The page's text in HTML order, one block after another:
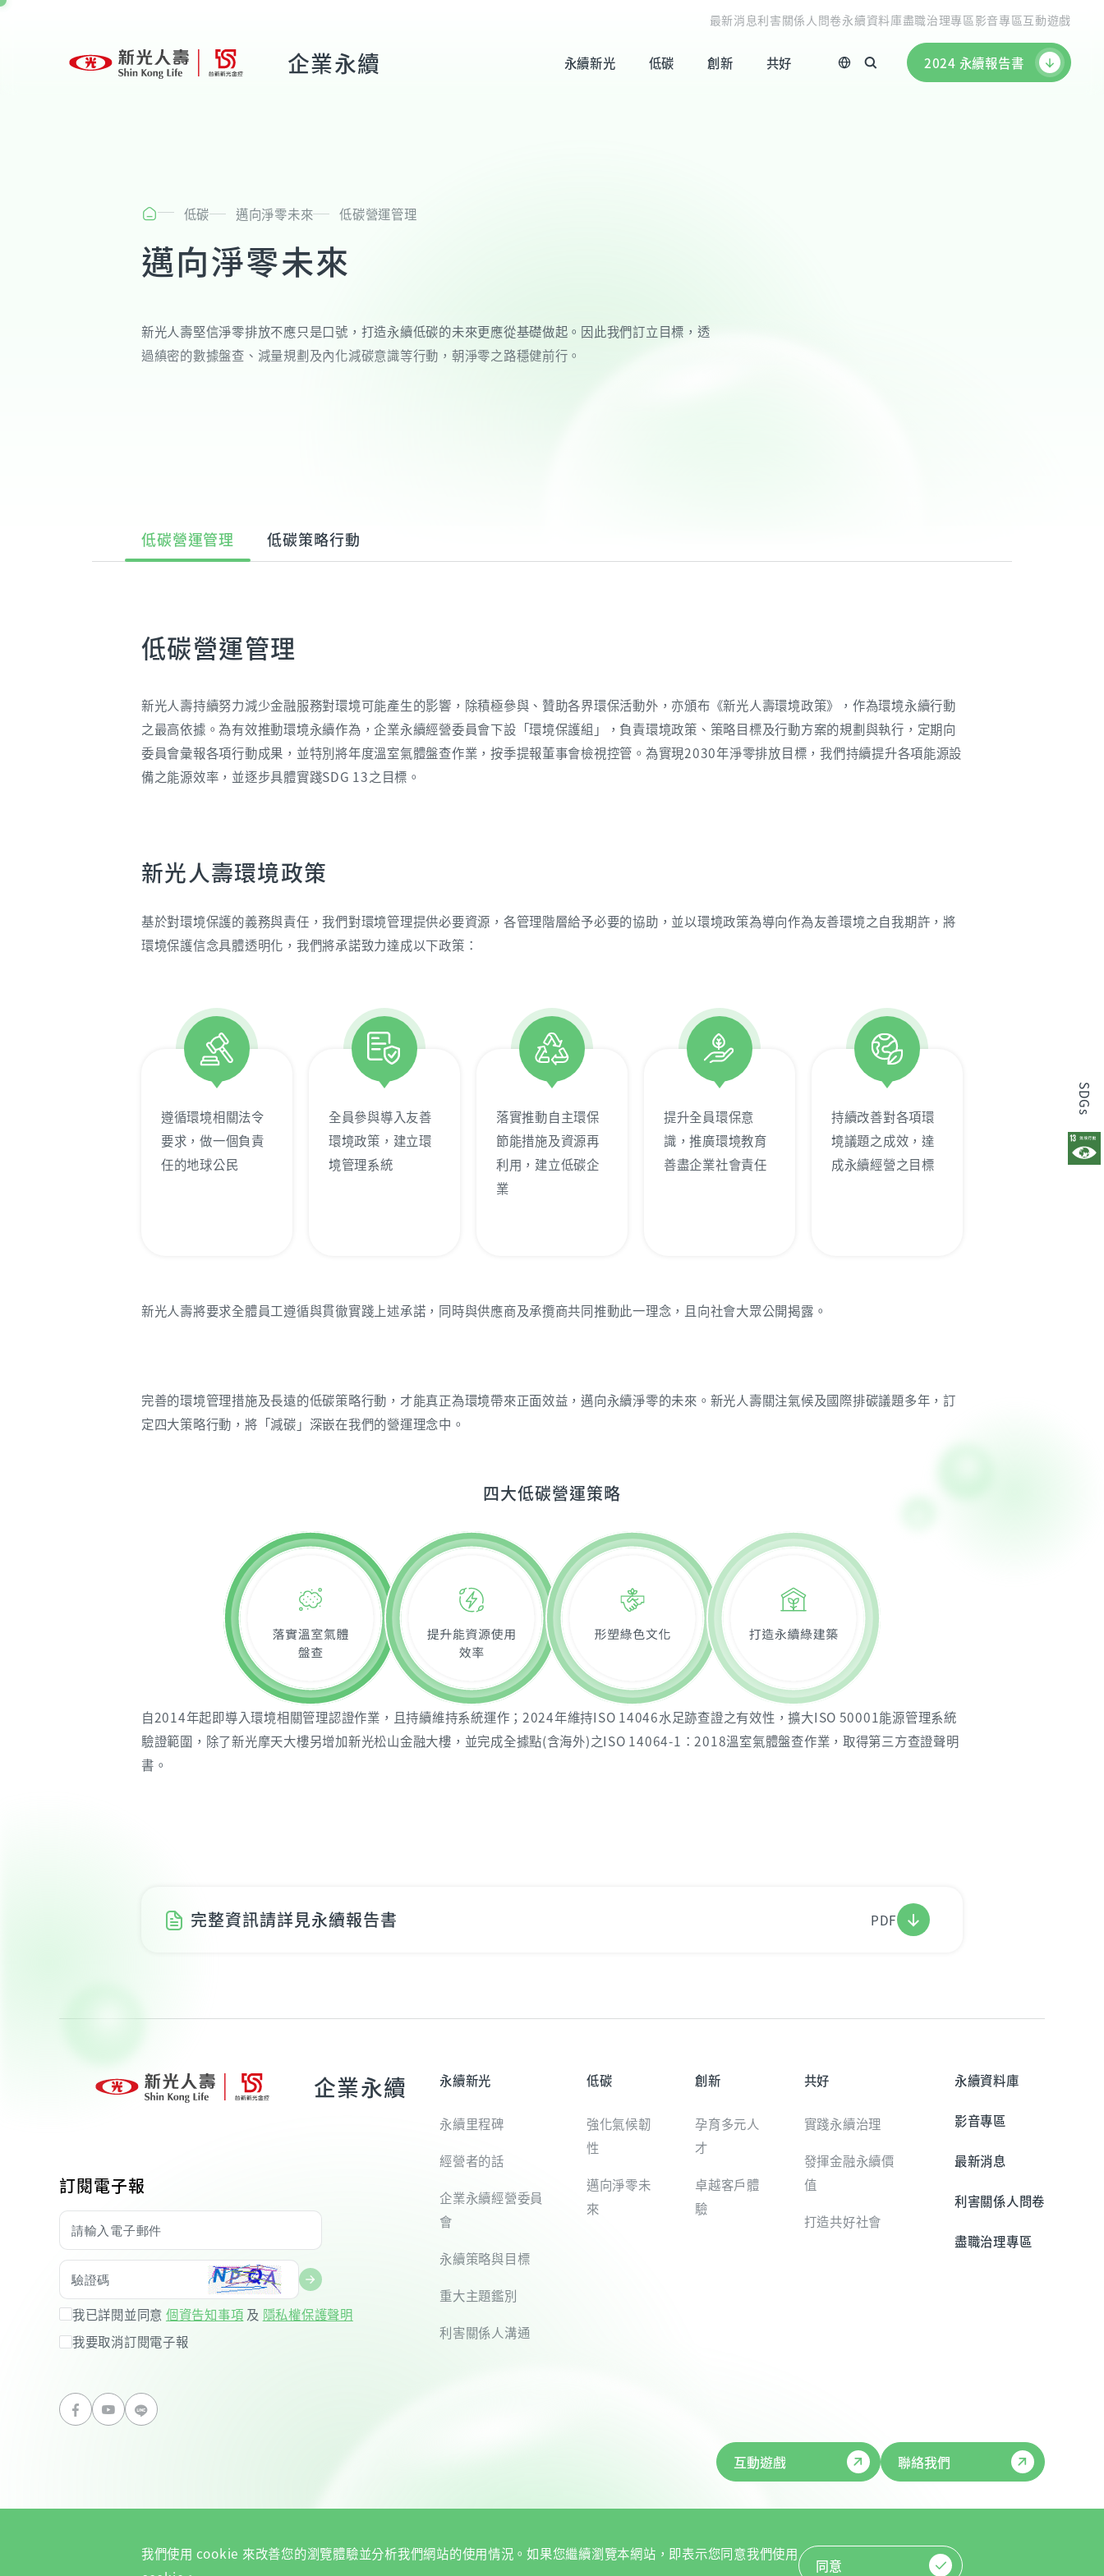
最新消息利害關係人問卷永續資料庫盡職治理專區影音專區互動遊戲
企業永續 永續新光 低碳 創新 共好 2024 永續報告書
低碳 邁向淨零未來 低碳營運管理
邁向淨零未來
新光人壽堅信淨零排放不應只是口號，打造永續低碳的未來更應從基礎做起。因此我們訂立目標，透
過縝密的數據盤查、減量規劃及內化減碳意識等行動，朝淨零之路穩健前行。
低碳營運管理 低碳策略行動
低碳營運管理
新光人壽持續努力減少金融服務對環境可能產生的影響，除積極參與、贊助各界環保活動外，亦頒布《新光人壽環境政策》，作為環境永續行動
之最高依據。為有效推動環境永續作為，企業永續經營委員會下設「環境保護組」，負責環境政策、策略目標及行動方案的規劃與執行，定期向
委員會彙報各項行動成果，並特別將年度溫室氣體盤查作業，按季提報董事會檢視控管。為實現2030年淨零排放目標，我們持續提升各項能源設
備之能源效率，並逐步具體實踐SDG 13之目標。
新光人壽環境政策
基於對環境保護的義務與責任，我們對環境管理提供必要資源，各管理階層給予必要的協助，並以環境政策為導向作為友善環境之自我期許，將
環境保護信念具體透明化，我們將承諾致力達成以下政策：
遵循環境相關法令
要求，做一個負責
任的地球公民
全員參與導入友善
環境政策，建立環
境管理系統
落實推動自主環保
節能措施及資源再
利用，建立低碳企
業
提升全員環保意
識，推廣環境教育
善盡企業社會責任
持續改善對各項環
境議題之成效，達
成永續經營之目標
新光人壽將要求全體員工遵循與貫徹實踐上述承諾，同時與供應商及承攬商共同推動此一理念，且向社會大眾公開揭露。
完善的環境管理措施及長遠的低碳策略行動，才能真正為環境帶來正面效益，邁向永續淨零的未來。新光人壽關注氣候及國際排碳議題多年，訂
定四大策略行動，將「減碳」深嵌在我們的營運理念中。
四大低碳營運策略
自2014年起即導入環境相關管理認證作業，且持續維持系統運作；2024年維持ISO 14046水足跡查證之有效性，擴大ISO 50001能源管理系統
驗證範圍，除了新光摩天大樓另增加新光松山金融大樓，並完成全據點(含海外)之ISO 14064-1：2018溫室氣體盤查作業，取得第三方查證聲明
書。
SDGs
完整資訊請詳見永續報告書 PDF
企業永續
訂閱電子報
我已詳閱並同意 個資告知事項 及 隱私權保護聲明
我要取消訂閱電子報
永續新光
永續里程碑
經營者的話
企業永續經營委員
會
永續策略與目標
重大主題鑑別
利害關係人溝通
低碳
強化氣候韌
性
邁向淨零未
來
創新
孕育多元人
才
卓越客戶體
驗
共好
實踐永續治理
發揮金融永續價
值
打造共好社會
永續資料庫
影音專區
最新消息
利害關係人問卷
盡職治理專區
互動遊戲 聯絡我們
我們使用 cookie 來改善您的瀏覽體驗並分析我們網站的使用情況。如果您繼續瀏覽本網站，即表示您同意我們使用
同意